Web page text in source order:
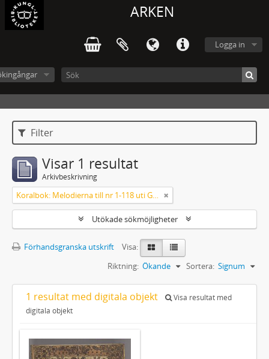
ARKEN
Logga in
Filter
Visar 1 resultat
Arkivbeskrivning
Koralbok: Melodierna till nr 1-118 uti Gamla Psalmboken, enstämmigt satta
Utökade sökmöjligheter
Förhandsgranska utskrift
Visa:
Sortera: Signum
Riktning: Ökande
1 resultat med digitala objekt
Visa resultat med
digitala objekt